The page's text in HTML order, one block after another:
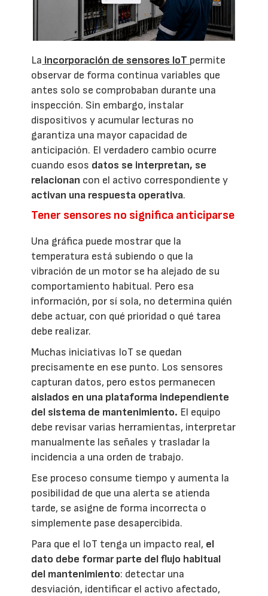
La incorporación de sensores IoT permite
observar de forma continua variables que
antes solo se comprobaban durante una
inspección. Sin embargo, instalar
dispositivos y acumular lecturas no
garantiza una mayor capacidad de
anticipación. El verdadero cambio ocurre
cuando esos datos se interpretan, se
relacionan con el activo correspondiente y
activan una respuesta operativa.
Tener sensores no significa anticiparse
Una gráfica puede mostrar que la
temperatura está subiendo o que la
vibración de un motor se ha alejado de su
comportamiento habitual. Pero esa
información, por sí sola, no determina quién
debe actuar, con qué prioridad o qué tarea
debe realizar.
Muchas iniciativas IoT se quedan
precisamente en ese punto. Los sensores
capturan datos, pero estos permanecen
aislados en una plataforma independiente
del sistema de mantenimiento. El equipo
debe revisar varias herramientas, interpretar
manualmente las señales y trasladar la
incidencia a una orden de trabajo.
Ese proceso consume tiempo y aumenta la
posibilidad de que una alerta se atienda
tarde, se asigne de forma incorrecta o
simplemente pase desapercibida.
Para que el IoT tenga un impacto real, el
dato debe formar parte del flujo habitual
del mantenimiento: detectar una
desviación, identificar el activo afectado,